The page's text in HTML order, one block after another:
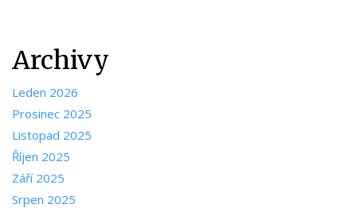
Archivy
Leden 2026
Prosinec 2025
Listopad 2025
Říjen 2025
Září 2025
Srpen 2025